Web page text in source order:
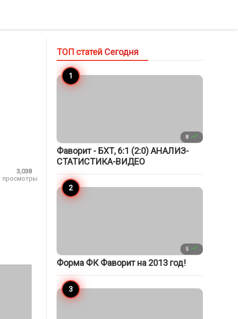
3,038
просмотры
ТОП статей Сегодня
8 
Фаворит - БХТ, 6:1 (2:0) АНАЛИЗ-
СТАТИСТИКА-ВИДЕО
5 
Форма ФК Фаворит на 2013 год!